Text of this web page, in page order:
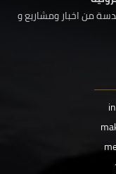
من اخبار ومشاريع و